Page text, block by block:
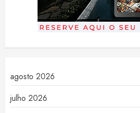
agosto 2026
julho 2026